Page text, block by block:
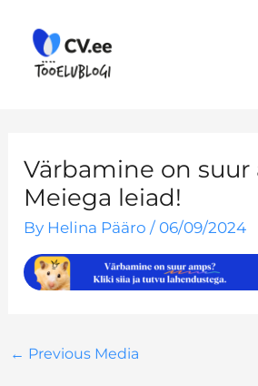
content
Värbamine on suur
Meiega leiad!
By Helina Pääro/ 06/09/2024
← Previous Media